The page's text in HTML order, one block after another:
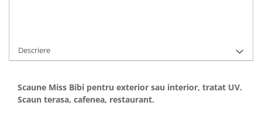
Descriere
Scaune Miss Bibi pentru exterior sau interior, tratat UV.
Scaun terasa, cafenea, restaurant.